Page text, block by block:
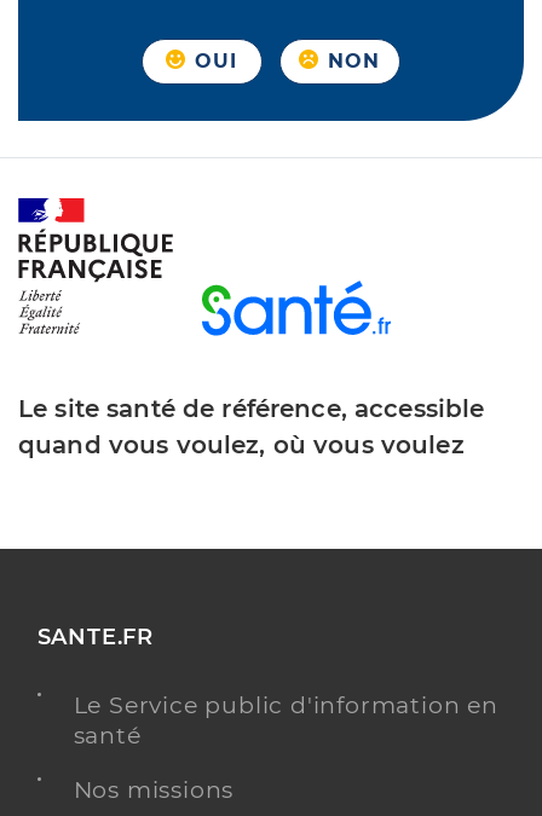
OUI NON
Le site santé de référence, accessible
quand vous voulez, où vous voulez
SANTE.FR
Le Service public d'information en
santé
Nos missions